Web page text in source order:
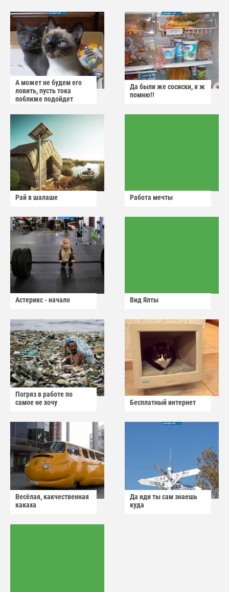
А может не будем его
ловить, пусть тока
поближе подойдет
Да были же сосиски, я ж
помню!!
Рай в шалаше Работа мечты
Астерикс - начало Вид Ялты
Погряз в работе по
самое не хочу
Бесплатный интернет
Весёлая, какчественная
какаха
Да иди ты сам знаешь
куда